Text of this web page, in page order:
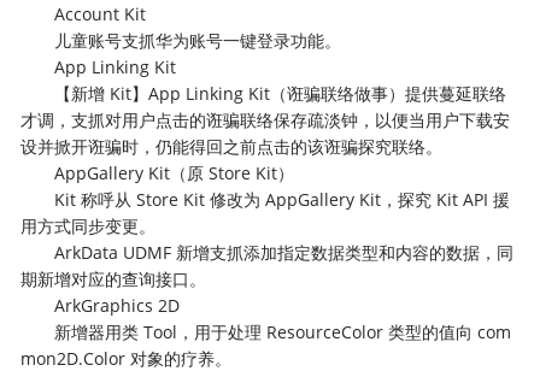
Account Kit
儿童账号支抓华为账号一键登录功能。
App Linking Kit
【新增 Kit】App Linking Kit（诳骗联络做事）提供蔓延联络
才调，支抓对用户点击的诳骗联络保存疏淡钟，以便当用户下载安
设并掀开诳骗时，仍能得回之前点击的该诳骗探究联络。
AppGallery Kit（原 Store Kit）
Kit 称呼从 Store Kit 修改为 AppGallery Kit，探究 Kit API 援
用方式同步变更。
ArkData UDMF 新增支抓添加指定数据类型和内容的数据，同
期新增对应的查询接口。
ArkGraphics 2D
新增器用类 Tool，用于处理 ResourceColor 类型的值向 com
mon2D.Color 对象的疗养。